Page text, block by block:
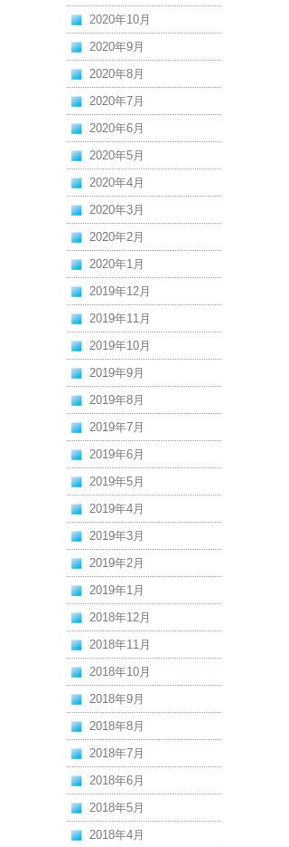
2020年10月
2020年9月
2020年8月
2020年7月
2020年6月
2020年5月
2020年4月
2020年3月
2020年2月
2020年1月
2019年12月
2019年11月
2019年10月
2019年9月
2019年8月
2019年7月
2019年6月
2019年5月
2019年4月
2019年3月
2019年2月
2019年1月
2018年12月
2018年11月
2018年10月
2018年9月
2018年8月
2018年7月
2018年6月
2018年5月
2018年4月